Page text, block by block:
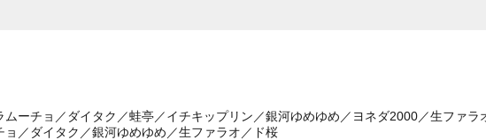
ーチョ／ダイタク／蛙亭／イチキップリン／銀河ゆめゆめ／ヨネダ2000／生ファラ
／ダイタク／銀河ゆめゆめ／生ファラオ／ド桜